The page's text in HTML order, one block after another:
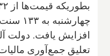
افزایش یافت. دولت
تعلیق جمع‌آوری